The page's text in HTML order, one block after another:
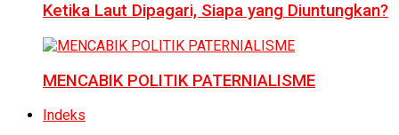
Ketika Laut Dipagari, Siapa yang Diuntungkan?
MENCABIK POLITIK PATERNIALISME
Indeks